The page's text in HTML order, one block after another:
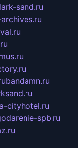
sand.ru
bandamn.ru
cityhotel.ru
spb.ru